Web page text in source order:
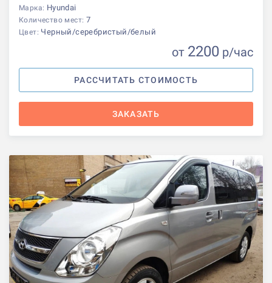
Марка: Hyundai
Количество мест: 7
Цвет: Черный/серебристый/белый
от 2200 р/час
РАССЧИТАТЬ СТОИМОСТЬ
ЗАКАЗАТЬ